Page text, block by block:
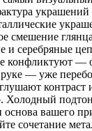
смешение
и серебряные
—
— уже
Холодный
вашего
сочетание